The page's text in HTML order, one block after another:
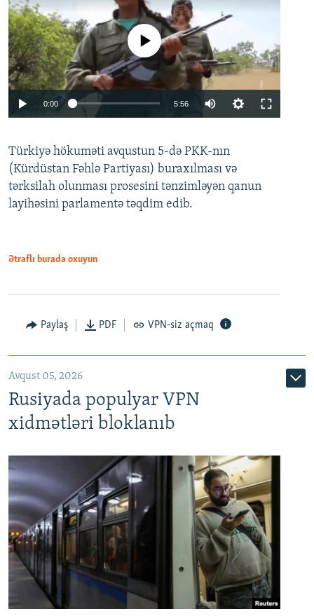
Auto 240p 360p 480p
720p 1080p
No media source currently available
0:00 5:56
360p
480p
Türkiyə hökuməti avqustun 5-də PKK-nın
(Kürdüstan Fəhlə Partiyası) buraxılması və
tərksilah olunması prosesini tənzimləyən qanun
layihəsini parlamentə təqdim edib.
Ətraflı burada oxuyun
Paylaş PDF VPN-siz açmaq
Avqust 05, 2026
Rusiyada populyar VPN
xidmətləri bloklanıb